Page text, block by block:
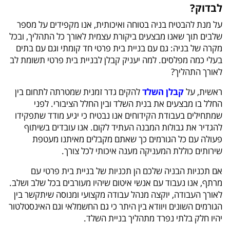
לבדוק?
על מנת להבטיח בניה בטוחה ואיכותית, אנו מקפידים על מספר
שלבים תוך שאנו מבצעים ביקורת עצמית לאורך כל התהליך, ובכל
מקרה של בניה: גם עם בניית בית פרטי חד קומתי וגם עם בתים
בעלי כמה מפלסים. למה יעניק קבלן לבניית בית פרטי תשומת לב
לאורך התהליך?
ראשית, עלקבלן השלדלהקים גדר זמנית שמטרתה לתחום בין
החלל בו מבצעים את בנית השלד ובין החלל הציבורי. לפני
שמתחילים בעבודת הקידוחים אנו נבטיח כי יגיע מודד שתפקידו
להגדיר את גבולות המבנה העתיד לקום. אנו עובדים בשיתוף
פעולה עם כל הגורמים כך שאתם מקבלים מאיתנו מעטפת
שירותים כוללת המעניקה מענה איכותי לכל צורך.
אם תכניות הבניה שלכם הן תכניות של בניית בית פרטי עם
מרתף, אנו נעבוד עם אנשי איטום שיהיו מעורבים בכל שלב ושלב.
לאורך העבודה, יוקצה מנהל עבודה מקצועי ומנוסה שיתקשר בין
הגורמים השונים ויוודא בין היתר כי גם החשמלאי וגם האינסטלטור
יהיו חלק בלתי נפרד מתהליך בניית השלד.